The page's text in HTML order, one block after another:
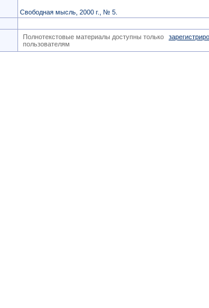
Свободная мысль, 2000 г., № 5.
Полнотекстовые материалы доступны только
пользователям